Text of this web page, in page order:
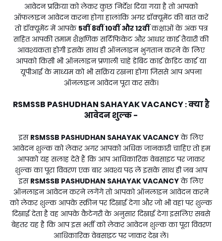
आवेदन प्रक्रिया को लेकर कुछ निर्देश दिया गया है तो आपको
ऑफलाइन आवेदन करना होगा हालांकि अगर डॉक्यूमेंट की बात करें
तो डॉक्यूमेंट में आपके 5वीं 8वीं 10वीं और 12वींकक्षाओं के अंक पत्र
सहित आपकी तमाम शैक्षणिक सर्टिफिकेट और आधार कार्ड तैयारी की
आवश्यकता होगी इसके साथ ही ऑनलाइन भुगतान करने के लिए
आपको किसी भी ऑनलाइन प्रणाली चाहे डेबिट कार्ड क्रेडिट कार्ड या
यूपीआई के माध्यम को भी सक्रिय रखना होगा जिससे आप अपना
ऑनलाइन आवेदन पूरा कर सकें।
RSMSSB PASHUDHAN SAHAYAK VACANCY:क्या है
आवेदन शुल्क -
इस RSMSSB PASHUDHAN SAHAYAK VACANCYके लिए
आवेदन शुल्क को लेकर अगर आपको अधिक जानकारी चाहिए तो हम
आपको यह सलाह देते हैं कि आप आधिकारिक वेबसाइट पर जाकर
शुल्क का पूरा विवरण एक बार अवश्य पढ़ लें इसके साथ ही जब आप
इस RSMSSB PASHUDHAN SAHAYAK VACANCYके लिए
ऑनलाइन आवेदन करने लगेंगे तो आपको ऑनलाइन आवेदन करने
को लेकर शुल्क आपके स्क्रीन पर दिखाई देगा और जो भी वहां पर शुल्क
दिखाई देता है वह आपके कैटेगरी के अनुसार दिखाई देगा इसलिए सबसे
बेहतर यह है कि आप इस भर्ती को लेकर आवेदन शुल्क का पूरा विवरण
आधिकारिक वेबसाइट पर जाकर देख लें।